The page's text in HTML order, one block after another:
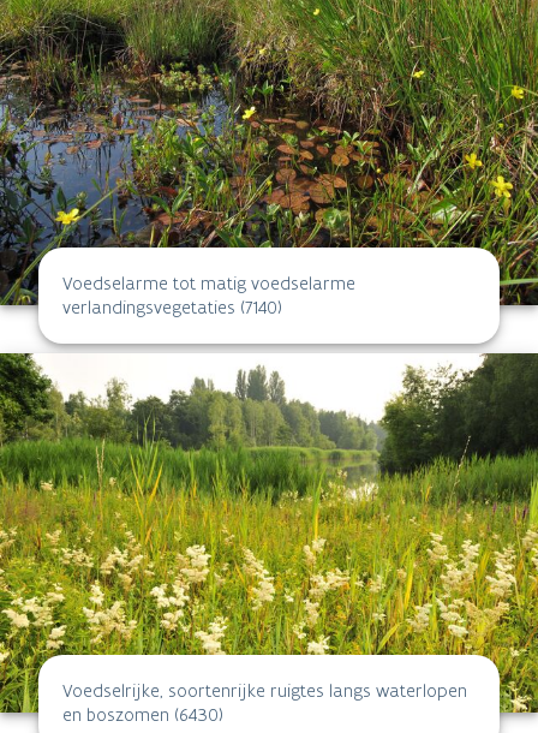
Voedselarme tot matig voedselarme
verlandingsvegetaties (7140)
Voedselrijke, soortenrijke ruigtes langs waterlopen
en boszomen (6430)